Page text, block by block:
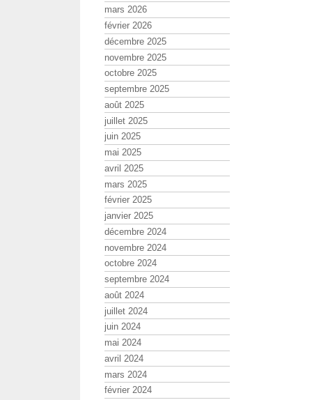
mars 2026
février 2026
décembre 2025
novembre 2025
octobre 2025
septembre 2025
août 2025
juillet 2025
juin 2025
mai 2025
avril 2025
mars 2025
février 2025
janvier 2025
décembre 2024
novembre 2024
octobre 2024
septembre 2024
août 2024
juillet 2024
juin 2024
mai 2024
avril 2024
mars 2024
février 2024